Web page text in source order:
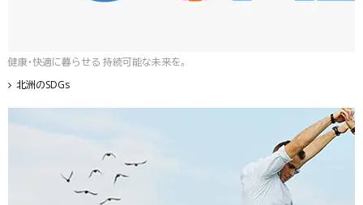
健康・快適に暮らせる 持続可能な未来を。
北洲のSDGs